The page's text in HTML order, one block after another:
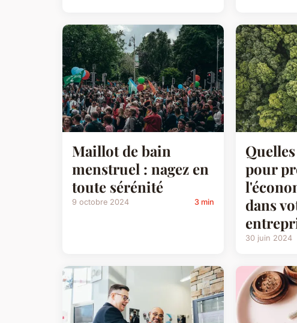
Maillot de bain
menstruel : nagez en
toute sérénité
9 octobre 2024 3 min
pour
dans
30 juin 2024